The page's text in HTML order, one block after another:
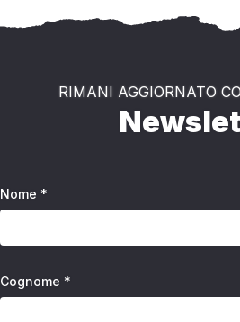
RIMANI AGGIORNATO
Nome *
Cognome *